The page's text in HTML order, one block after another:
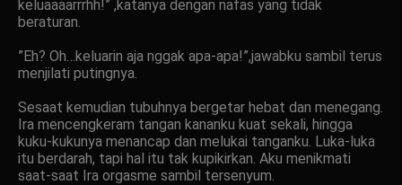
keluaaaarrrhh!” ,katanya dengan nafas yang tidak
beraturan.
”Eh? Oh…keluarin aja nggak apa-apa!”,jawabku sambil terus
menjilati putingnya.
Sesaat kemudian tubuhnya bergetar hebat dan menegang.
Ira mencengkeram tangan kananku kuat sekali, hingga
kuku-kukunya menancap dan melukai tanganku. Luka-luka
itu berdarah, tapi hal itu tak kupikirkan. Aku menikmati
saat-saat Ira orgasme sambil tersenyum.